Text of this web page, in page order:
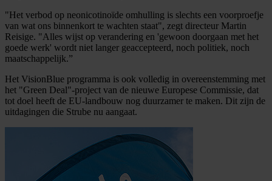
"Het verbod op neonicotinoïde omhulling is slechts een voorproefje
van wat ons binnenkort te wachten staat", zegt directeur Martin
Reisige. "Alles wijst op verandering en 'gewoon doorgaan met het
goede werk' wordt niet langer geaccepteerd, noch politiek, noch
maatschappelijk.”
Het VisionBlue programma is ook volledig in overeenstemming met
het "Green Deal"-project van de nieuwe Europese Commissie, dat
tot doel heeft de EU-landbouw nog duurzamer te maken. Dit zijn de
uitdagingen die Strube nu aangaat.